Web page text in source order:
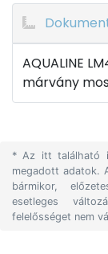
AQUALINE
márvány
* Az itt található
megadott adatok.
bármikor,
esetleges
felelősséget nem